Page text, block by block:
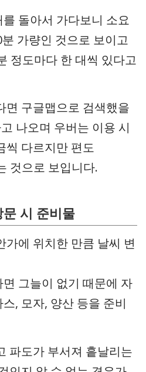
돌아서 가다보니 소요
가량인 것으로 보이고
정도마다 한 대씩 있다고
면 구글맵으로 검색했을
나오며 우버는 이용 시
씩 다르지만 편도
것으로 보입니다.
시 준비물
가에 위치한 만큼 날씨 변
그늘이 없기 때문에 자
, 모자, 양산 등을 준비
파도가 부서져 흩날리는